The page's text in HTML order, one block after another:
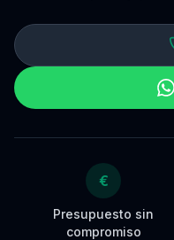
€
Presupuesto sin
compromiso